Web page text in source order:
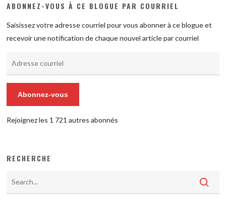
ABONNEZ-VOUS À CE BLOGUE PAR COURRIEL
Saisissez votre adresse courriel pour vous abonner à ce blogue et
recevoir une notification de chaque nouvel article par courriel
Abonnez-vous
Rejoignez les 1 721 autres abonnés
RECHERCHE